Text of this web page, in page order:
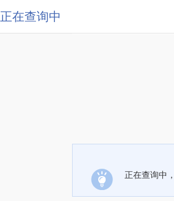
正在查询中
正在查询中